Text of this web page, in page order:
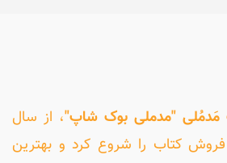
مَدمُلی "مدملی بوک شاپ"، از سال
فروش کتاب را شروع کرد و بهترین